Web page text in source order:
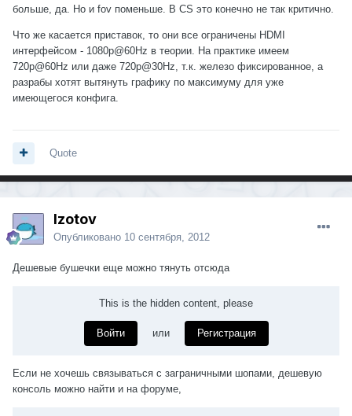
больше, да. Но и fov поменьше. В CS это конечно не так критично.
Что же касается приставок, то они все ограничены HDMI
интерфейсом - 1080p@60Hz в теории. На практике имеем
720p@60Hz или даже 720p@30Hz, т.к. железо фиксированное, а
разрабы хотят вытянуть графику по максимуму для уже
имеющегося конфига.
Quote
Izotov
Опубликовано 10 сентября, 2012
Дешевые бушечки еще можно тянуть отсюда
This is the hidden content, please
Войти или Регистрация
Если не хочешь связываться с заграничными шопами, дешевую
консоль можно найти и на форуме,